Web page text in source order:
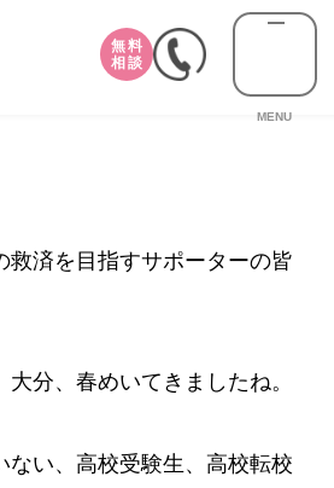
無料
相談
MENU
救済を目指すサポーターの皆
分、春めいてきましたね。
ない、高校受験生、高校転校